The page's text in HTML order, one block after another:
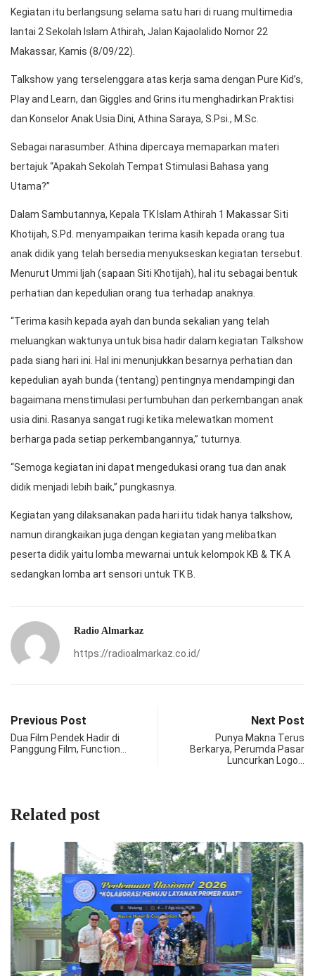
Kegiatan itu berlangsung selama satu hari di ruang multimedia
lantai 2 Sekolah Islam Athirah, Jalan Kajaolalido Nomor 22
Makassar, Kamis (8/09/22).
Talkshow yang terselenggara atas kerja sama dengan Pure Kid’s,
Play and Learn, dan Giggles and Grins itu menghadirkan Praktisi
dan Konselor Anak Usia Dini, Athina Saraya, S.Psi., M.Sc.
Sebagai narasumber. Athina dipercaya memaparkan materi
bertajuk “Apakah Sekolah Tempat Stimulasi Bahasa yang
Utama?”
Dalam Sambutannya, Kepala TK Islam Athirah 1 Makassar Siti
Khotijah, S.Pd. menyampaikan terima kasih kepada orang tua
anak didik yang telah bersedia menyukseskan kegiatan tersebut.
Menurut Ummi Ijah (sapaan Siti Khotijah), hal itu sebagai bentuk
perhatian dan kepedulian orang tua terhadap anaknya.
“Terima kasih kepada ayah dan bunda sekalian yang telah
meluangkan waktunya untuk bisa hadir dalam kegiatan Talkshow
pada siang hari ini. Hal ini menunjukkan besarnya perhatian dan
kepedulian ayah bunda (tentang) pentingnya mendampingi dan
bagaimana menstimulasi pertumbuhan dan perkembangan anak
usia dini. Rasanya sangat rugi ketika melewatkan moment
berharga pada setiap perkembangannya,” tuturnya.
“Semoga kegiatan ini dapat mengedukasi orang tua dan anak
didik menjadi lebih baik,” pungkasnya.
Kegiatan yang dilaksanakan pada hari itu tidak hanya talkshow,
namun dirangkaikan juga dengan kegiatan yang melibatkan
peserta didik yaitu lomba mewarnai untuk kelompok KB & TK A
sedangkan lomba art sensori untuk TK B.
Radio Almarkaz
https://radioalmarkaz.co.id/
Previous Post
Dua Film Pendek Hadir di
Panggung Film, Function…
Next Post
Punya Makna Terus
Berkarya, Perumda Pasar
Luncurkan Logo…
Related post